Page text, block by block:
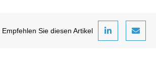
Empfehlen Sie diesen Artikel